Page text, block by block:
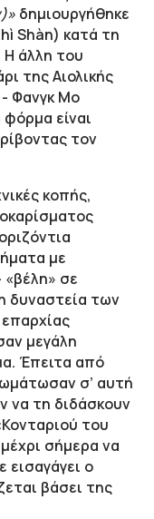
δημιουργήθηκε
hì Shàn) κατά τη
Η άλλη του
της Αιολικής
Φανγκ Μο
είναι
τον
κοπής,
με
σε
δυναστεία των
μεγάλη
Έπειτα από
σ’ αυτή
να τη διδάσκουν
του
σήμερα να
εισαγάγει ο
βάσει της